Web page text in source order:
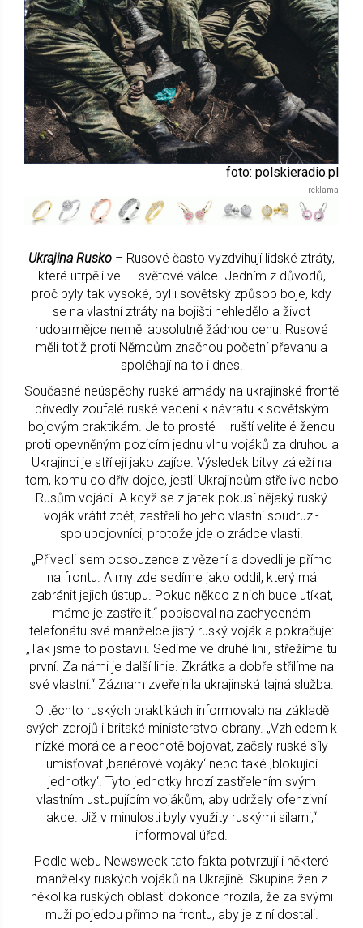
foto: polskieradio.pl
Ukrajina Rusko – Rusové často vyzdvihují lidské ztráty,
které utrpěli ve II. světové válce. Jedním z důvodů,
proč byly tak vysoké, byl i sovětský způsob boje, kdy
se na vlastní ztráty na bojišti nehledělo a život
rudoarmějce neměl absolutně žádnou cenu. Rusové
měli totiž proti Němcům značnou početní převahu a
spoléhají na to i dnes.
Současné neúspěchy ruské armády na ukrajinské frontě
přivedly zoufalé ruské vedení k návratu k sovětským
bojovým praktikám. Je to prosté – ruští velitelé ženou
proti opevněným pozicím jednu vlnu vojáků za druhou a
Ukrajinci je střílejí jako zajíce. Výsledek bitvy záleží na
tom, komu co dřív dojde, jestli Ukrajincům střelivo nebo
Rusům vojáci. A když se z jatek pokusí nějaký ruský
voják vrátit zpět, zastřelí ho jeho vlastní soudruzi-
spolubojovníci, protože jde o zrádce vlasti.
„Přivedli sem odsouzence z vězení a dovedli je přímo
na frontu. A my zde sedíme jako oddíl, který má
zabránit jejich ústupu. Pokud někdo z nich bude utíkat,
máme je zastřelit.“ popisoval na zachyceném
telefonátu své manželce jistý ruský voják a pokračuje:
„Tak jsme to postavili. Sedíme ve druhé linii, střežíme tu
první. Za námi je další linie. Zkrátka a dobře střílíme na
své vlastní.“ Záznam zveřejnila ukrajinská tajná služba.
O těchto ruských praktikách informovalo na základě
svých zdrojů i britské ministerstvo obrany. „Vzhledem k
nízké morálce a neochotě bojovat, začaly ruské síly
umísťovat ‚bariérové vojáky‘ nebo také ‚blokující
jednotky‘. Tyto jednotky hrozí zastřelením svým
vlastním ustupujícím vojákům, aby udržely ofenzivní
akce. Již v minulosti byly využity ruskými silami,“
informoval úřad.
Podle webu Newsweek tato fakta potvrzují i některé
manželky ruských vojáků na Ukrajině. Skupina žen z
několika ruských oblastí dokonce hrozila, že za svými
muži pojedou přímo na frontu, aby je z ní dostali.